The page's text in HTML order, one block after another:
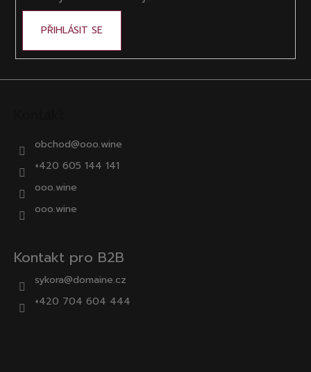
PŘIHLÁSIT SE
obchod@ooo.wine
+420 605 144 141
ooo.wine
ooo.wine
Kontakt pro B2B
sykora@domaine.cz
+420 704 604 444